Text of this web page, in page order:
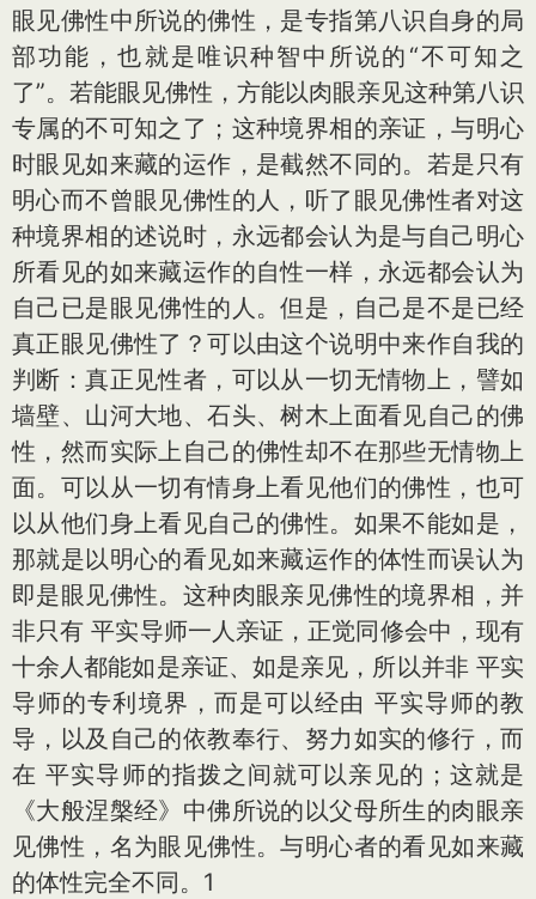
眼见佛性中所说的佛性，是专指第八识自身的局
部功能，也就是唯识种智中所说的“不可知之
了”。若能眼见佛性，方能以肉眼亲见这种第八识
专属的不可知之了；这种境界相的亲证，与明心
时眼见如来藏的运作，是截然不同的。若是只有
明心而不曾眼见佛性的人，听了眼见佛性者对这
种境界相的述说时，永远都会认为是与自己明心
所看见的如来藏运作的自性一样，永远都会认为
自己已是眼见佛性的人。但是，自己是不是已经
真正眼见佛性了？可以由这个说明中来作自我的
判断：真正见性者，可以从一切无情物上，譬如
墙壁、山河大地、石头、树木上面看见自己的佛
性，然而实际上自己的佛性却不在那些无情物上
面。可以从一切有情身上看见他们的佛性，也可
以从他们身上看见自己的佛性。如果不能如是，
那就是以明心的看见如来藏运作的体性而误认为
即是眼见佛性。这种肉眼亲见佛性的境界相，并
非只有 平实导师一人亲证，正觉同修会中，现有
十余人都能如是亲证、如是亲见，所以并非 平实
导师的专利境界，而是可以经由 平实导师的教
导，以及自己的依教奉行、努力如实的修行，而
在 平实导师的指拨之间就可以亲见的；这就是
《大般涅槃经》中佛所说的以父母所生的肉眼亲
见佛性，名为眼见佛性。与明心者的看见如来藏
的体性完全不同。1